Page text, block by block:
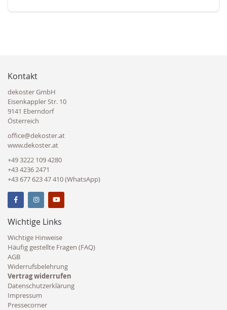
Kontakt
dekoster GmbH
Eisenkappler Str. 10
9141 Eberndorf
Österreich
office@dekoster.at
www.dekoster.at
+49 3222 109 4280
+43 4236 2471
+43 677 623 47 410 (WhatsApp)
Wichtige Links
Wichtige Hinweise
Häufig gestellte Fragen (FAQ)
AGB
Widerrufsbelehrung
Vertrag widerrufen
Datenschutzerklärung
Impressum
Pressecorner